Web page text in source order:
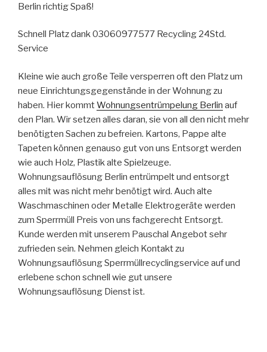
Berlin richtig Spaß!
Schnell Platz dank 03060977577 Recycling 24Std.
Service
Kleine wie auch große Teile versperren oft den Platz um
neue Einrichtungsgegenstände in der Wohnung zu
haben. Hier kommtWohnungsentrümpelung Berlin auf
den Plan. Wir setzen alles daran, sie von all den nicht mehr
benötigten Sachen zu befreien. Kartons, Pappe alte
Tapeten können genauso gut von uns Entsorgt werden
wie auch Holz, Plastik alte Spielzeuge.
Wohnungsauflösung Berlin entrümpelt und entsorgt
alles mit was nicht mehr benötigt wird. Auch alte
Waschmaschinen oder Metalle Elektrogeräte werden
zum Sperrmüll Preis von uns fachgerecht Entsorgt.
Kunde werden mit unserem Pauschal Angebot sehr
zufrieden sein. Nehmen gleich Kontakt zu
Wohnungsauflösung Sperrmüllrecyclingservice auf und
erlebene schon schnell wie gut unsere
Wohnungsauflösung Dienst ist.